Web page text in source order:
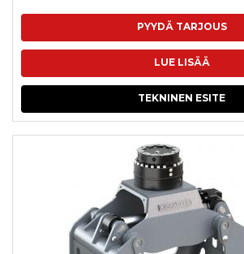
PYYDÄ TARJOUS
LUE LISÄÄ
TEKNINEN ESITE